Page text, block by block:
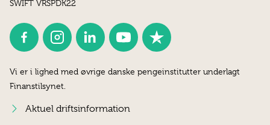
SWIFT VRSPDK22
Vi er i lighed med øvrige danske pengeinstitutter underlagt
Finanstilsynet.
Aktuel driftsinformation